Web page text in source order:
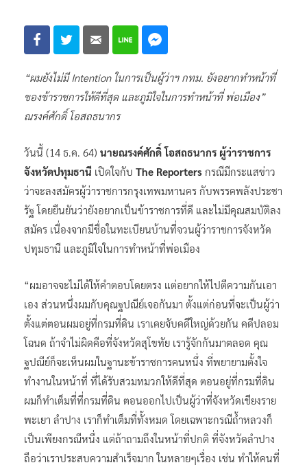
“ผมยังไม่มี Intention ในการเป็นผู้ว่าฯ กทม. ยังอยากทำหน้าที่
ของข้าราชการให้ดีที่สุด และภูมิใจในการทำหน้าที่ พ่อเมือง”
ณรงค์ศักดิ์ โอสถธนากร
วันนี้ (14 ธ.ค. 64) นายณรงค์ศักดิ์ โอสถธนากร ผู้ว่าราชการ
จังหวัดปทุมธานี เปิดใจกับ The Reporters กรณีมีกระแสข่าว
ว่าจะลงสมัครผู้ว่าราชการกรุงเทพมหานคร กับพรรคพลังประชา
รัฐ โดยยืนยันว่ายังอยากเป็นข้าราชการที่ดี และไม่มีคุณสมบัติลง
สมัคร เนื่องจากมีชื่อในทะเบียนบ้านที่จวนผู้ว่าราชการจังหวัด
ปทุมธานี และภูมิใจในการทำหน้าที่พ่อเมือง
“ผมอาจจะไม่ได้ให้คำตอบโดยตรง แต่อยากให้ไปตีความกันเอา
เอง ส่วนหนึ่งผมกับคุณฐปณีย์เจอกันมา ตั้งแต่ก่อนที่จะเป็นผู้ว่า
ตั้งแต่ตอนผมอยู่ที่กรมที่ดิน เราเคยจับคดีใหญ่ด้วยกัน คดีปลอม
โฉนด ถ้าจำไม่ผิดคือที่จังหวัดสุโขทัย เรารู้จักกันมาตลอด คุณ
ฐปณีย์ก็จะเห็นผมในฐานะข้าราชการคนหนึ่ง ที่พยายามตั้งใจ
ทำงานในหน้าที่ ที่ได้รับสวมหมวกให้ดีที่สุด ตอนอยู่ที่กรมที่ดิน
ผมก็ทำเต็มที่ที่กรมที่ดิน ตอนออกไปเป็นผู้ว่าที่จังหวัดเชียงราย
พะเยา ลำปาง เราก็ทำเต็มที่ทั้งหมด โดยเฉพาะกรณีถ้ำหลวงก็
เป็นเพียงกรณีหนึ่ง แต่ถ้าถามถึงในหน้าที่ปกติ ที่จังหวัดลำปาง
ถือว่าเราประสบความสำเร็จมาก ในหลายๆเรื่อง เช่น ทำให้คนที่